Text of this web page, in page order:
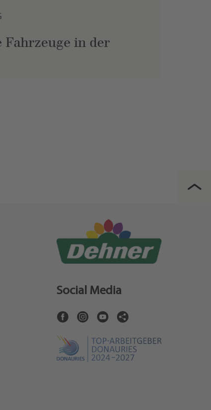
Fahrzeuge in der
Social Media